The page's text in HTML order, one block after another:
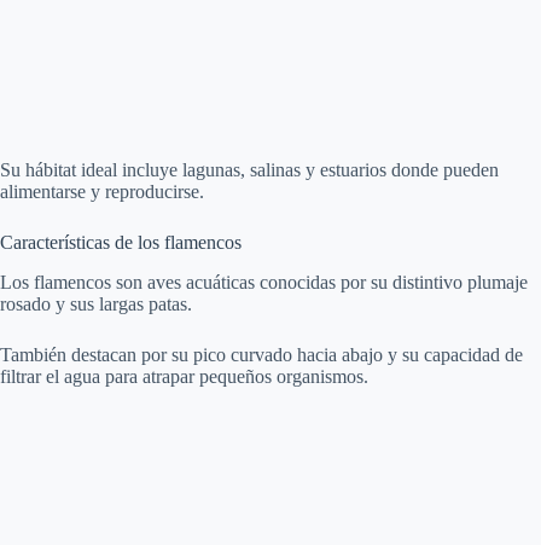
Su hábitat ideal incluye lagunas, salinas y estuarios donde pueden
alimentarse y reproducirse.
Características de los flamencos
Los flamencos son aves acuáticas conocidas por su distintivo plumaje
rosado y sus largas patas.
También destacan por su pico curvado hacia abajo y su capacidad de
filtrar el agua para atrapar pequeños organismos.